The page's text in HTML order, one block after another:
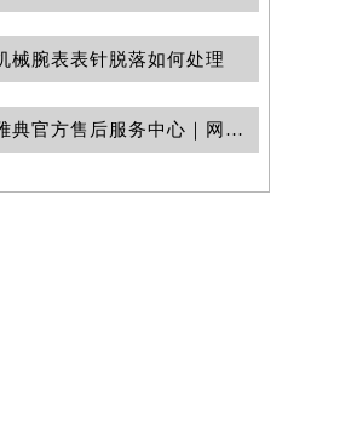
械腕表表针脱落如何处理
潍坊雅典官方售后服务中心｜网点地址与电话权威信息公示（2026年6月最新）